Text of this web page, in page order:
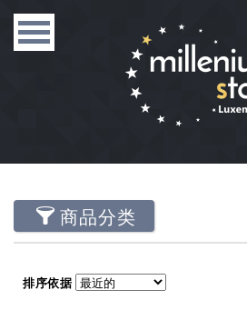
商品分类
排序依据